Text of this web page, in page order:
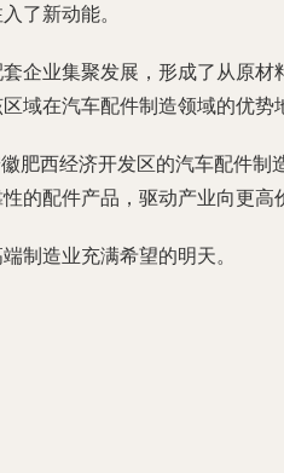
了新动能。
企业集聚发展，形成了从原
域在汽车配件制造领域的优势
肥西经济开发区的汽车配件
的配件产品，驱动产业向更高
制造业充满希望的明天。